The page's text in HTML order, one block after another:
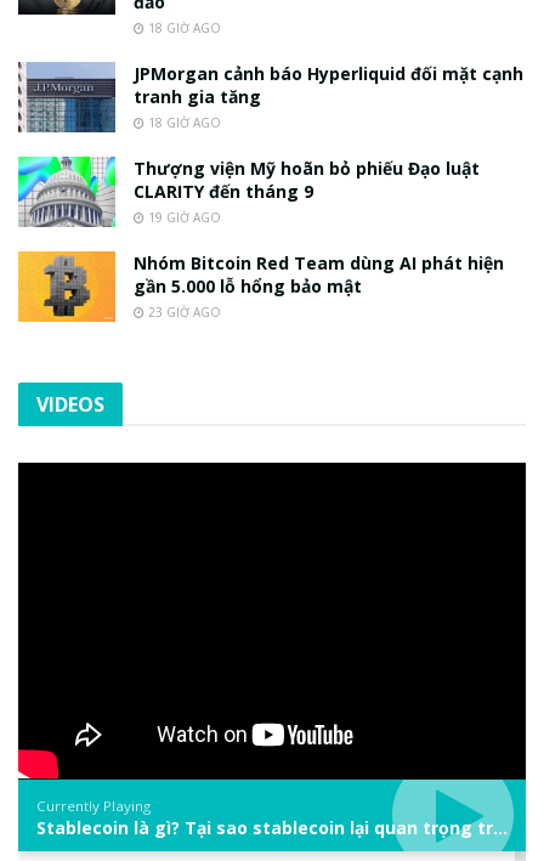
18 GIỜ AGO
JPMorgan cảnh báo Hyperliquid đối mặt cạnh
tranh gia tăng
18 GIỜ AGO
Thượng viện Mỹ hoãn bỏ phiếu Đạo luật
CLARITY đến tháng 9
19 GIỜ AGO
Nhóm Bitcoin Red Team dùng AI phát hiện
gần 5.000 lỗ hổng bảo mật
23 GIỜ AGO
VIDEOS
Currently Playing
Stablecoin là gì? Tại sao stablecoin lại quan trọng trong thị trường crypto? | Phổ cập Blockchain